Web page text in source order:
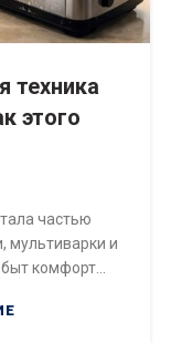
техника
этого
частью
мультиварки и
комфорт...